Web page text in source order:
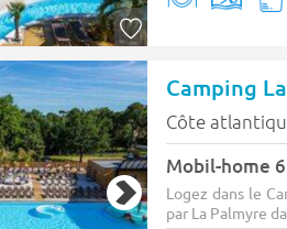
Camping
Côte
Mobil-home
Logez dans le
par La Palmyre